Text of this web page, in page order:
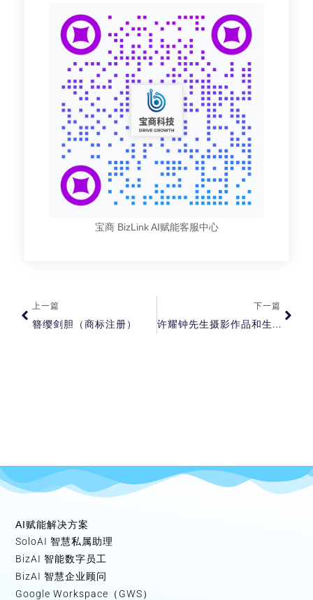
宝商 BizLink AI赋能客服中心
上一篇
簪缨剑胆（商标注册）
下一篇
许耀钟先生摄影作品和生活博客
AI赋能解决方案
SoloAI 智慧私属助理
BizAI 智能数字员工
BizAI 智慧企业顾问
Google Workspace（GWS）